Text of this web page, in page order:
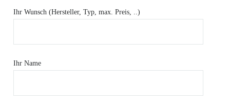
Ihr Wunsch (Hersteller, Typ, max. Preis, ..)
Ihr Name